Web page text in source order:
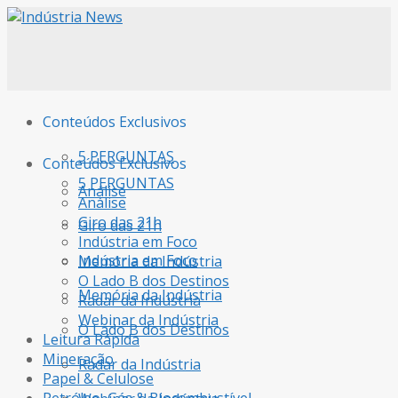
Conteúdos Exclusivos
5 PERGUNTAS
Análise
Giro das 21h
Indústria em Foco
Memória da Indústria
O Lado B dos Destinos
Radar da Indústria
Conteúdos Exclusivos
5 PERGUNTAS
Análise
Giro das 21h
Indústria em Foco
Memória da Indústria
O Lado B dos Destinos
Radar da Indústria
Webinar da Indústria
Leitura Rápida
Mineração
Papel & Celulose